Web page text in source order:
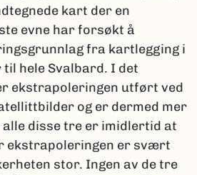
kart der en
evne har forsøkt å
fra kartlegging i
hele Svalbard. I det
ekstrapoleringen utført ved
og er dermed mer
alle disse tre er imidlertid at
ekstrapoleringen er svært
stor. Ingen av de tre